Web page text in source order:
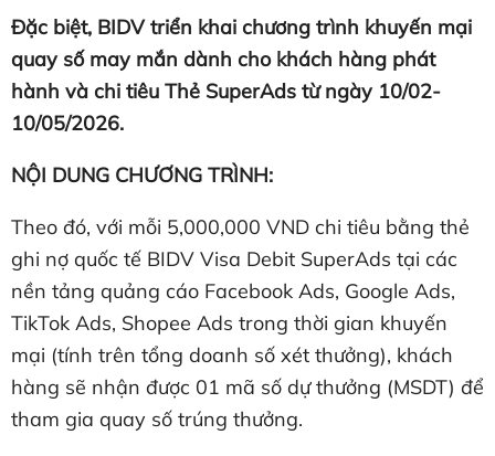
Đặc biệt, BIDV triển khai chương trình khuyến mại
quay số may mắn dành cho khách hàng phát
hành và chi tiêu Thẻ SuperAds từ ngày 10/02-
10/05/2026.
NỘI DUNG CHƯƠNG TRÌNH:
Theo đó, với mỗi 5,000,000 VND chi tiêu bằng thẻ
ghi nợ quốc tế BIDV Visa Debit SuperAds tại các
nền tảng quảng cáo Facebook Ads, Google Ads,
TikTok Ads, Shopee Ads trong thời gian khuyến
mại (tính trên tổng doanh số xét thưởng), khách
hàng sẽ nhận được 01 mã số dự thưởng (MSDT) để
tham gia quay số trúng thưởng.